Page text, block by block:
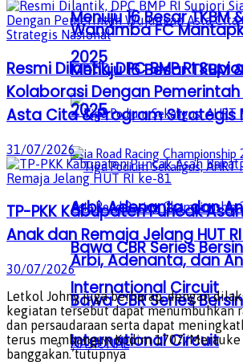
Menuju 16 Besar TKBM
2025
Arbi, Adenanta, dan
Bawa CBR Series
International Circuit
NASIONAL
Wanamba FC
Menuju 16 Besar TKBM
2025
Arbi, Adenanta, dan
Bawa CBR Series
International Circuit
Resmi Dilantik, DPC BMP RI
Kolaborasi Dengan
Asta Cita & Program Strategis
31/07/2026
TP-PKK Kabupaten Puncak
Anak dan Remaja Jelang HUT
30/07/2026
Letkol Johny juga berharap, dengan
kegiatan tersebut dapat menumbuhkan
dan persaudaraan serta dapat
terus membangun Kodim 1707/
banggakan.’tutupnya